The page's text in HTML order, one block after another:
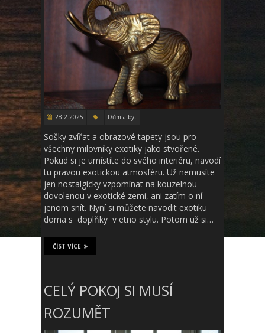
28.2.2025 Dům a byt
Sošky zvířat a obrazové tapety jsou pro
všechny milovníky exotiky jako stvořené.
Pokud si je umístíte do svého interiéru, navodí
tu pravou exotickou atmosféru. Už nemusíte
jen nostalgicky vzpomínat na kouzelnou
dovolenou v exotické zemi, ani zatím o ní
jenom snít. Nyní si můžete navodit exotiku
doma s doplňky v etno stylu. Potom už si…
ČÍST VÍCE
CELÝ POKOJ SI MUSÍ
ROZUMĚT